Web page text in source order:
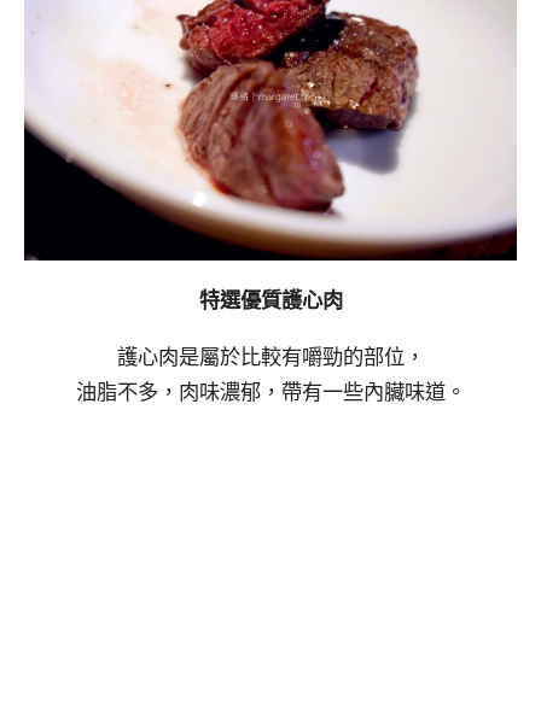
特選優質護心肉
護心肉是屬於比較有嚼勁的部位，
油脂不多，肉味濃郁，帶有一些內臟味道。